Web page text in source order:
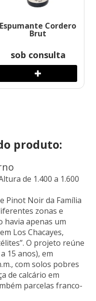
Espumante Cordero
Brut
sob consulta
produto:
de 1.400 a 1.600
Pinot Noir da Família
zonas e
havia apenas um
Los Chacayes,
O projeto reúne
15 anos), em
com solos pobres
de calcário em
parcelas franco-